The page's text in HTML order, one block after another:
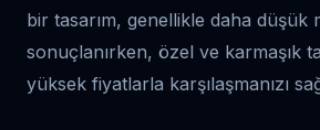
bir tasarım, genellikle daha düşük
sonuçlanırken, özel ve karmaşık
yüksek fiyatlarla karşılaşmanızı